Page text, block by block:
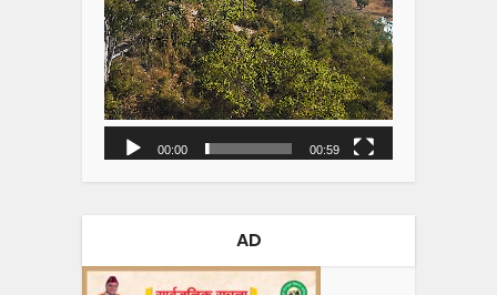
00:00 00:59
AD